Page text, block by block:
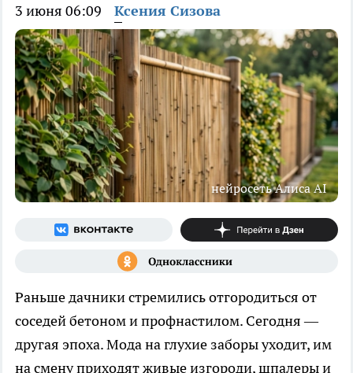
3 июня 06:09 Ксения Сизова
нейросеть Алиса AI
Раньше дачники стремились отгородиться от
соседей бетоном и профнастилом. Сегодня —
другая эпоха. Мода на глухие заборы уходит, им
на смену приходят живые изгороди, шпалеры и